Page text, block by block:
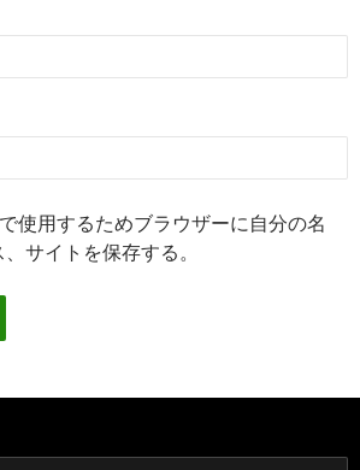
使用するためブラウザーに自分の名
サイトを保存する。